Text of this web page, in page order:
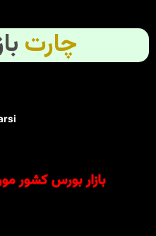
چارت
بازار بورس کشور